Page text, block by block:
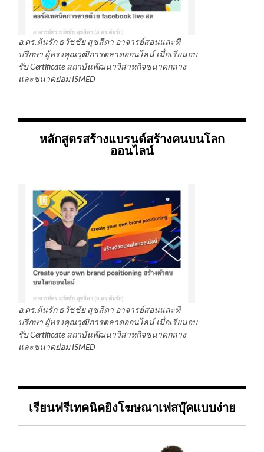
อ.ดร.ต้นรัก ธวัชชัย สุขสีดา อาจารย์สอนและที่
ปรึกษา ผู้ทรงคุณวุฒิการตลาดออนไลน์ เมื่อเรียนจบ
รับ Certificate สถาบันพัฒนาวิสาหกิจขนาดกลาง
และขนาดย่อม ISMED
หลักสูตรสร้างแบรนด์สร้างคนบนโลก
ออนไลน์
อ.ดร.ต้นรัก ธวัชชัย สุขสีดา อาจารย์สอนและที่
ปรึกษา ผู้ทรงคุณวุฒิการตลาดออนไลน์ เมื่อเรียนจบ
รับ Certificate สถาบันพัฒนาวิสาหกิจขนาดกลาง
และขนาดย่อม ISMED
เรียนฟรีเทคนิคยิงโฆษณาเฟสบุ๊คแบบง่าย